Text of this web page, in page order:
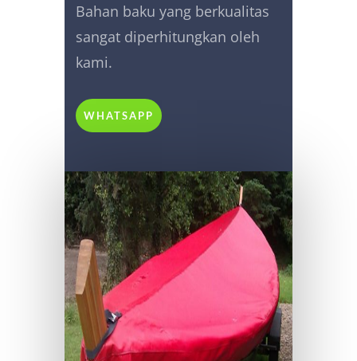
Bahan baku yang berkualitas
sangat diperhitungkan oleh
kami.
WHATSAPP